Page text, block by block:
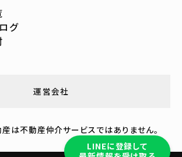
LINEに登録して
グ
運営会社
は不動産仲介サービスではありません。